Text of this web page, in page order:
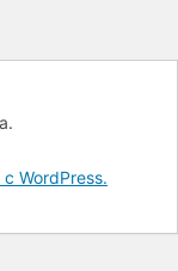
WordPress.